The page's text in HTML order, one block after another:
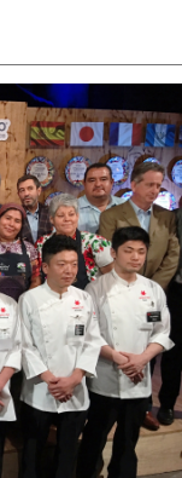
aplicación
externa.